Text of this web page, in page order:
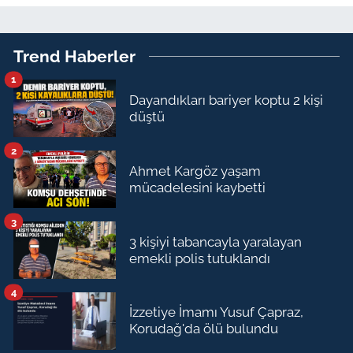
Trend Haberler
Dayandıkları bariyer koptu 2 kişi
düştü
1
Ahmet Kargöz yaşam
mücadelesini kaybetti
2
3 kişiyi tabancayla yaralayan
emekli polis tutuklandı
3
İzzetiye İmamı Yusuf Çapraz,
Korudağ'da ölü bulundu
4